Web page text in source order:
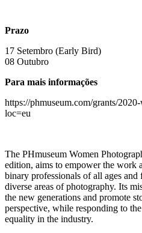
Prazo
17 Setembro (Early Bird)
08 Outubro
Para mais informações
https://phmuseum.com/grants/
loc=eu
The PHmuseum Women
edition, aims to empower the work
binary professionals of all ages
diverse areas of photography. Its
the new generations and promote
perspective, while responding to
equality in the industry.